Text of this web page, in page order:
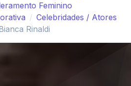
Feminino
Celebridades / Atores
Rinaldi